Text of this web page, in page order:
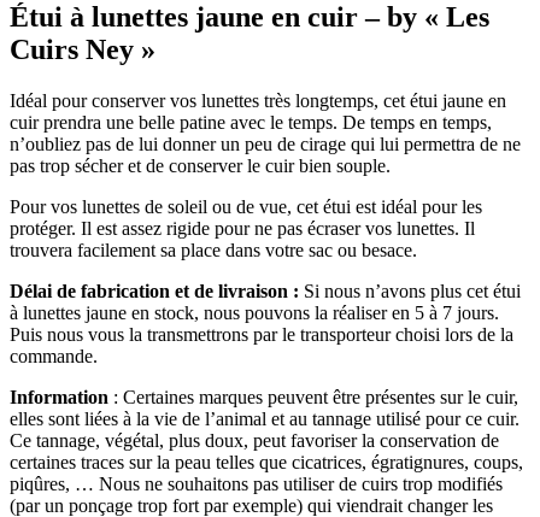
Étui à lunettes jaune en cuir – by « Les
Cuirs Ney »
Idéal pour conserver vos lunettes très longtemps, cet étui jaune en
cuir prendra une belle patine avec le temps. De temps en temps,
n’oubliez pas de lui donner un peu de cirage qui lui permettra de ne
pas trop sécher et de conserver le cuir bien souple.
Pour vos lunettes de soleil ou de vue, cet étui est idéal pour les
protéger. Il est assez rigide pour ne pas écraser vos lunettes. Il
trouvera facilement sa place dans votre sac ou besace.
Délai de fabrication et de livraison : Si nous n’avons plus cet étui
à lunettes jaune en stock, nous pouvons la réaliser en 5 à 7 jours.
Puis nous vous la transmettrons par le transporteur choisi lors de la
commande.
Information : Certaines marques peuvent être présentes sur le cuir,
elles sont liées à la vie de l’animal et au tannage utilisé pour ce cuir.
Ce tannage, végétal, plus doux, peut favoriser la conservation de
certaines traces sur la peau telles que cicatrices, égratignures, coups,
piqûres, … Nous ne souhaitons pas utiliser de cuirs trop modifiés
(par un ponçage trop fort par exemple) qui viendrait changer les